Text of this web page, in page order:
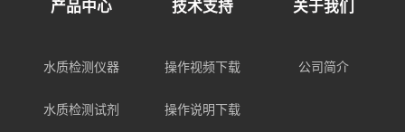
产品中心
水质检测仪器
水质检测试剂
技术支持
操作视频下载
操作说明下载
关于我们
公司简介